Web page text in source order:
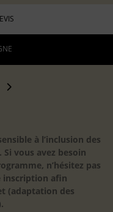
à l’inclusion des
vous avez besoin
n’hésitez pas
inscription afin
(adaptation des